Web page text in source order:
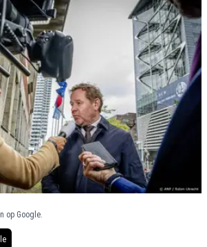
op Google.